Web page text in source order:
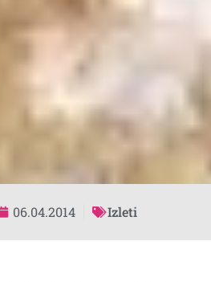
06.04.2014 Izleti